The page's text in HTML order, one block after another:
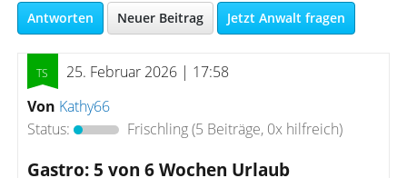
Antworten Neuer Beitrag Jetzt Anwalt fragen
25. Februar 2026 | 17:58
Von Kathy66
Status:
Frischling(5 Beiträge, 0x hilfreich)
Gastro: 5 von 6 Wochen Urlaub